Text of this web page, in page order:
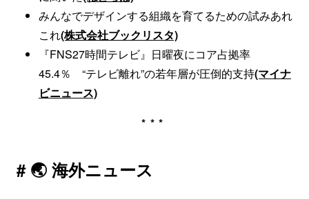
みんなでデザインする組織を育てるための試みあれ
これ(株式会社ブックリスタ)
『FNS27時間テレビ』日曜夜にコア占拠率
45.4％ “テレビ離れ”の若年層が圧倒的支持(マイナ
ビニュース)
***
# 🌏 海外ニュース